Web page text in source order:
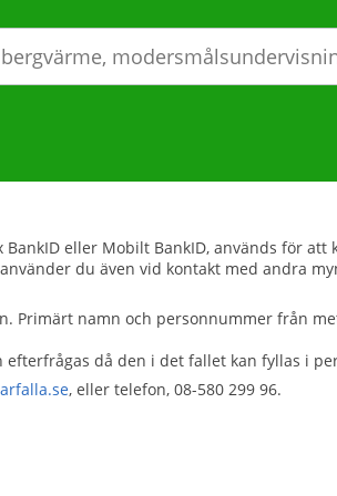
eller Mobilt BankID, används för att
du även vid kontakt med andra
Primärt namn och personnummer från
då den i det fallet kan fyllas i
, eller telefon, 08-580 299 96.